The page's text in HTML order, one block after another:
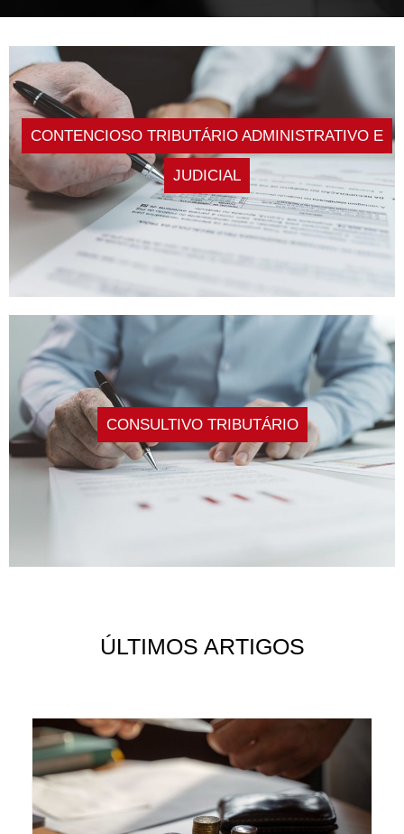
CONTENCIOSO TRIBUTÁRIO ADMINISTRATIVO E
JUDICIAL
CONSULTIVO TRIBUTÁRIO
ÚLTIMOS ARTIGOS